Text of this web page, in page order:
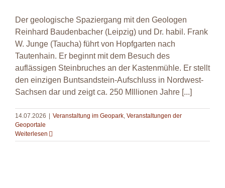
MultiMedia
Der geologische Spaziergang mit den Geologen
Reinhard Baudenbacher (Leipzig) und Dr. habil. Frank
W. Junge (Taucha) führt von Hopfgarten nach
Tautenhain. Er beginnt mit dem Besuch des
auflässigen Steinbruches an der Kastenmühle. Er stellt
den einzigen Buntsandstein-Aufschluss in Nordwest-
Sachsen dar und zeigt ca. 250 MIllionen Jahre [...]
14.07.2026 | Veranstaltung im Geopark Veranstaltungen der
Geoportale
Weiterlesen